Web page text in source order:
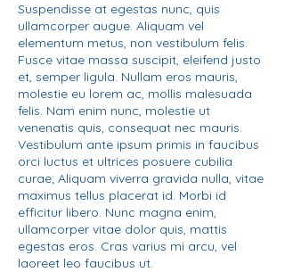
Suspendisse at egestas nunc, quis
ullamcorper augue. Aliquam vel
elementum metus, non vestibulum felis.
Fusce vitae massa suscipit, eleifend justo
et, semper ligula. Nullam eros mauris,
molestie eu lorem ac, mollis malesuada
felis. Nam enim nunc, molestie ut
venenatis quis, consequat nec mauris.
Vestibulum ante ipsum primis in faucibus
orci luctus et ultrices posuere cubilia
curae; Aliquam viverra gravida nulla, vitae
maximus tellus placerat id. Morbi id
efficitur libero. Nunc magna enim,
ullamcorper vitae dolor quis, mattis
egestas eros. Cras varius mi arcu, vel
laoreet leo faucibus ut.